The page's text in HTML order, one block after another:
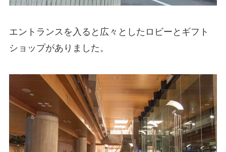
エントランスを入ると広々としたロビーとギフト
ショップがありました。